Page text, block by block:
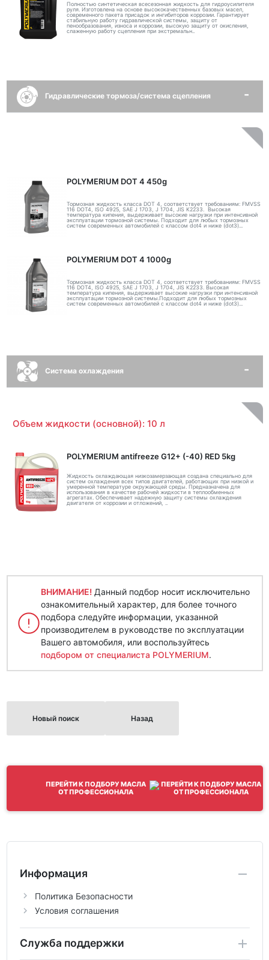
Полностью синтетическая всесезонная жидкость для гидроусилителя
руля. Изготовлена на основе высококачественных базовых масел,
современного пакета присадок и ингибиторов коррозии. Гарантирует
стабильную работу гидравлической системы, защиту от
пенообразования, износа и коррозии, высокую защиту от окисления,
слаженную работу сцепления при экстремальн..
Гидравлические тормоза/система сцепления
POLYMERIUM DOT 4 450g
Тормозная жидкость класса DOT 4, соответствует требованиям: FMVSS
116 DOT4, ISO 4925, SAE J 1703, J 1704, JIS K2233. Высокая
температура кипения, выдерживает высокие нагрузки при интенсивной
эксплуатации тормозной системы. Подходит для любых тормозных
систем современных автомобилей с классом dot4 и ниже (dot3)...
POLYMERIUM DOT 4 1000g
Тормозная жидкость класса DOT 4, соответствует требованиям: FMVSS
116 DOT4, ISO 4925, SAE J 1703, J 1704, JIS K2233. Высокая
температура кипения, выдерживает высокие нагрузки при интенсивной
эксплуатации тормозной системы.Подходит для любых тормозных
систем современных автомобилей с классом dot4 и ниже (dot3)...
Система охлаждения
Объем жидкости (основной): 10 л
POLYMERIUM antifreeze G12+ (-40) RED 5kg
Жидкость охлаждающая низкозамерзающая создана специально для
систем охлаждения всех типов двигателей, работающих при низкой и
умеренной температуре окружающей среды. Предназначена для
использования в качестве рабочей жидкости в теплообменных
агрегатах. Обеспечивает надежную защиту системы охлаждения
двигателя от коррозии и отложений, ..
ВНИМАНИЕ! Данный подбор носит исключительно
ознакомительный характер, для более точного
подбора следуйте информации, указанной
производителем в руководстве по эксплуатации
Вашего автомобиля, или воспользуйтесь
подбором от специалиста POLYMERIUM.
Новый поиск Назад
ПЕРЕЙТИ К ПОДБОРУ МАСЛА
ОТ ПРОФЕССИОНАЛА
Информация
Политика Безопасности
Условия соглашения
Служба поддержки